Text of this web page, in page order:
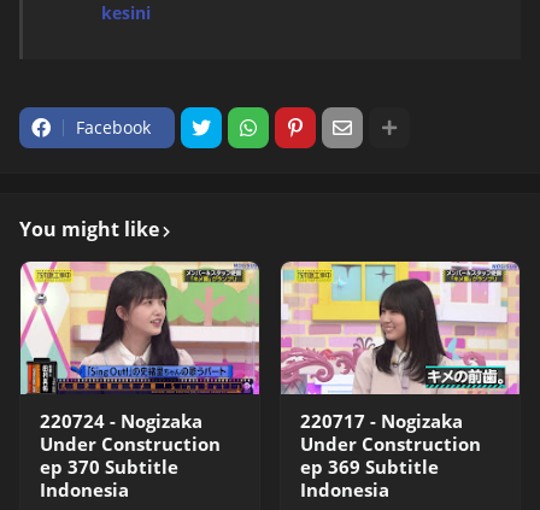
kesini
Facebook
You might like
220724 - Nogizaka
Under Construction
ep 370 Subtitle
Indonesia
220717 - Nogizaka
Under Construction
ep 369 Subtitle
Indonesia